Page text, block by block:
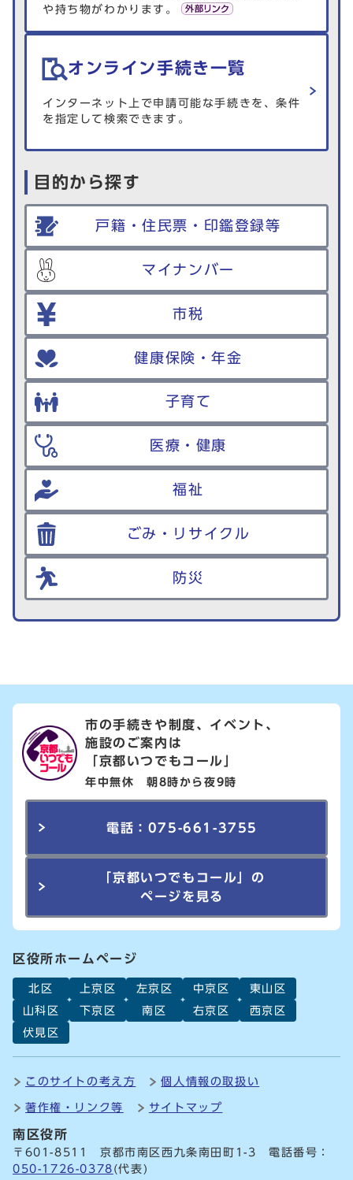
や持ち物がわかります。
オンライン手続き一覧
インターネット上で申請可能な手続きを、条件
を指定して検索できます。
目的から探す
戸籍・住民票・印鑑登録等
マイナンバー
市税
健康保険・年金
子育て
医療・健康
福祉
ごみ・リサイクル
防災
市の手続きや制度、イベント、
施設のご案内は
「京都いつでもコール」
年中無休 朝8時から夜9時
電話：075-661-3755
「京都いつでもコール」の
ページを見る
区役所ホームページ
北区 上京区 左京区 中京区
東山区
山科区
下京区 南区 右京区
西京区
伏見区
このサイトの考え方 個人情報の取扱い
著作権・リンク等 サイトマップ
南区役所
〒601-8511 京都市南区西九条南田町1-3 電話番号：
050-1726-0378 (代表)